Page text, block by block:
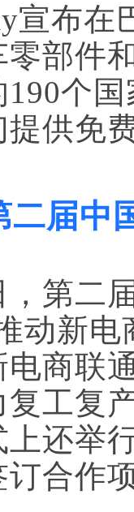
宣布在
零部件
190个
提供免
二届中
，第二
动新
电商联
复工复
上还举
订合作